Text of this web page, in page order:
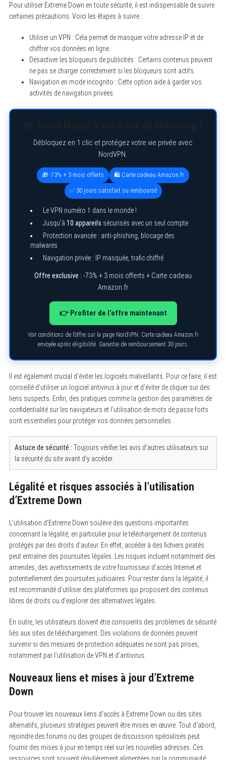
Pour utiliser Extreme Down en toute sécurité, il est indispensable de suivre
certaines précautions. Voici les étapes à suivre :
Utiliser un VPN : Cela permet de masquer votre adresse IP et de
chiffrer vos données en ligne.
Désactiver les bloqueurs de publicités : Certains contenus peuvent
ne pas se charger correctement si les bloqueurs sont actifs.
Navigation en mode incognito : Cette option aide à garder vos
activités de navigation privées.
Débloquez en 1 clic et protégez votre vie privée avec
NordVPN.
🎁 -73% + 3 mois offerts 🛍️ Carte cadeau Amazon.fr
✅ 30 jours satisfait ou remboursé
Le VPN numéro 1 dans le monde !
Jusqu’à 10 appareils sécurisés avec un seul compte
Protection avancée : anti-phishing, blocage des
malwares
Navigation privée : IP masquée, trafic chiffré
Offre exclusive : -73% + 3 mois offerts + Carte cadeau
Amazon.fr
👉 Profiter de l’offre maintenant
Voir conditions de l’offre sur la page NordVPN. Carte cadeau Amazon.fr
envoyée après éligibilité. Garantie de remboursement 30 jours.
Il est également crucial d’éviter les logiciels malveillants. Pour ce faire, il est
conseillé d’utiliser un logiciel antivirus à jour et d’éviter de cliquer sur des
liens suspects. Enfin, des pratiques comme la gestion des paramètres de
confidentialité sur les navigateurs et l’utilisation de mots de passe forts
sont essentielles pour protéger vos données personnelles.
Astuce de sécurité : Toujours vérifier les avis d’autres utilisateurs sur
la sécurité du site avant d’y accéder.
Légalité et risques associés à l’utilisation
d’Extreme Down
L’utilisation d’Extreme Down soulève des questions importantes
concernant la légalité, en particulier pour le téléchargement de contenus
protégés par des droits d’auteur. En effet, accéder à des fichiers piratés
peut entraîner des poursuites légales. Les risques incluent notamment des
amendes, des avertissements de votre fournisseur d’accès Internet et
potentiellement des poursuites judiciaires. Pour rester dans la légalité, il
est recommandé d’utiliser des plateformes qui proposent des contenus
libres de droits ou d’explorer des alternatives légales.
En outre, les utilisateurs doivent être conscients des problèmes de sécurité
liés aux sites de téléchargement. Des violations de données peuvent
survenir si des mesures de protection adéquates ne sont pas prises,
notamment par l’utilisation de VPN et d’antivirus.
Nouveaux liens et mises à jour d’Extreme
Down
Pour trouver les nouveaux liens d’accès à Extreme Down ou des sites
alternatifs, plusieurs stratégies peuvent être mises en œuvre. Tout d’abord,
rejoindre des forums ou des groupes de discussion spécialisés peut
fournir des mises à jour en temps réel sur les nouvelles adresses. Ces
r
c
o